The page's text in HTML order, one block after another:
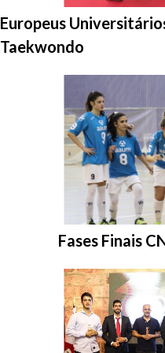
Entrar na pasta:
Europeus
Taekwondo
Entrar na
Fases Finais